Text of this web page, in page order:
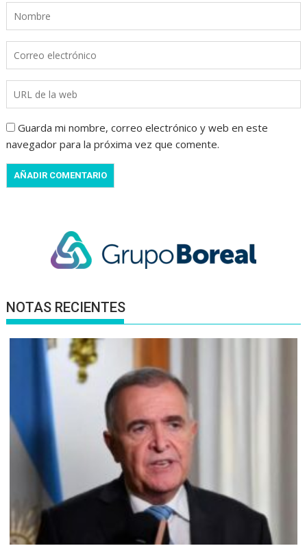
Guarda mi nombre, correo electrónico y web en este
navegador para la próxima vez que comente.
NOTAS RECIENTES